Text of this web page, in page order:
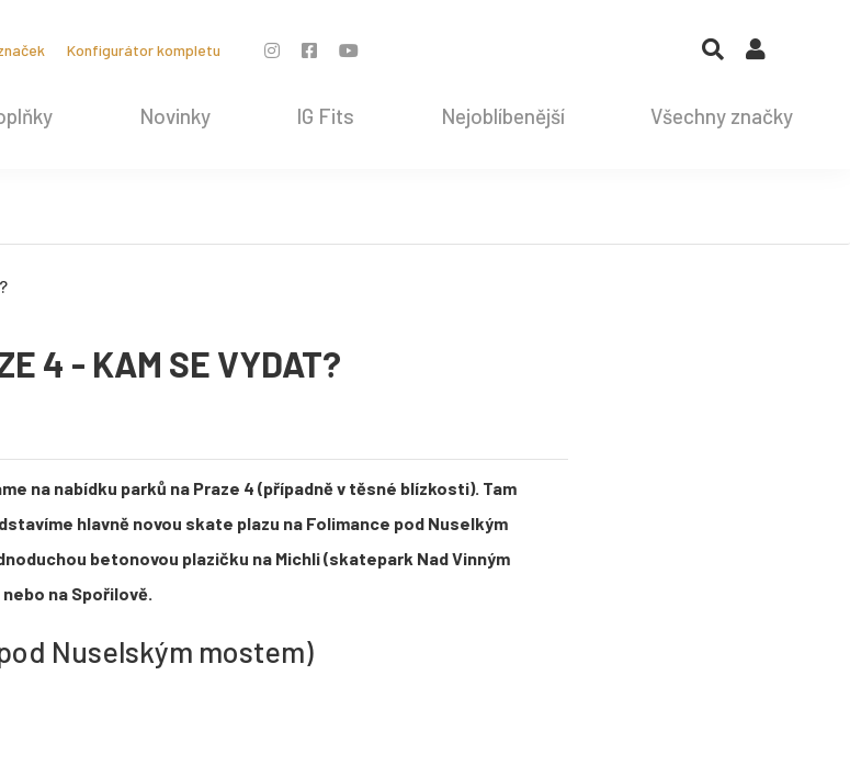
Konfigurátor kompletu
Novinky IG Fits Nejoblíbenější Všechny značky
4 - KAM SE VYDAT?
na nabídku parků na Praze 4 (případně v těsné blízkosti). Tam
hlavně novou skate plazu na Folimance pod Nuselkým
betonovou plazičku na Michli (skatepark Nad Vinným
na Spořilově.
Nuselským mostem)